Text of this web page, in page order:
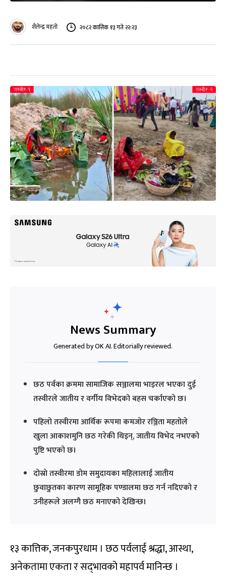
शैलेन्द्र महतो २०८२ कात्तिक १३ गते २२:२३
News Summary
Generated by OK AI. Editorially reviewed.
छठ पर्वका क्रममा सामाजिक सञ्जालमा भाइरल भएका दुई
तस्वीरले जातीय र वर्गीय विभेदको बहस चर्काएको छ।
पहिलो तस्वीरमा आर्थिक रूपमा कमजोर रञ्जिता महतोले
खुला आकाशमुनि छठ गरेकी थिइन्, जातीय विभेद नभएको
पुष्टि भएको छ।
दोस्रो तस्वीरमा डोम समुदायका महिलालाई जातीय
छुवाछुतका कारण सामूहिक पण्डालमा छठ गर्न नदिएको र
उनीहरूले अलग्गै छठ मनाएको देखिन्छ।
१३ कात्तिक, जनकपुरधाम । छठ पर्वलाई श्रद्धा, आस्था,
अनेकतामा एकता र सद्‌भावको महापर्व मानिन्छ ।